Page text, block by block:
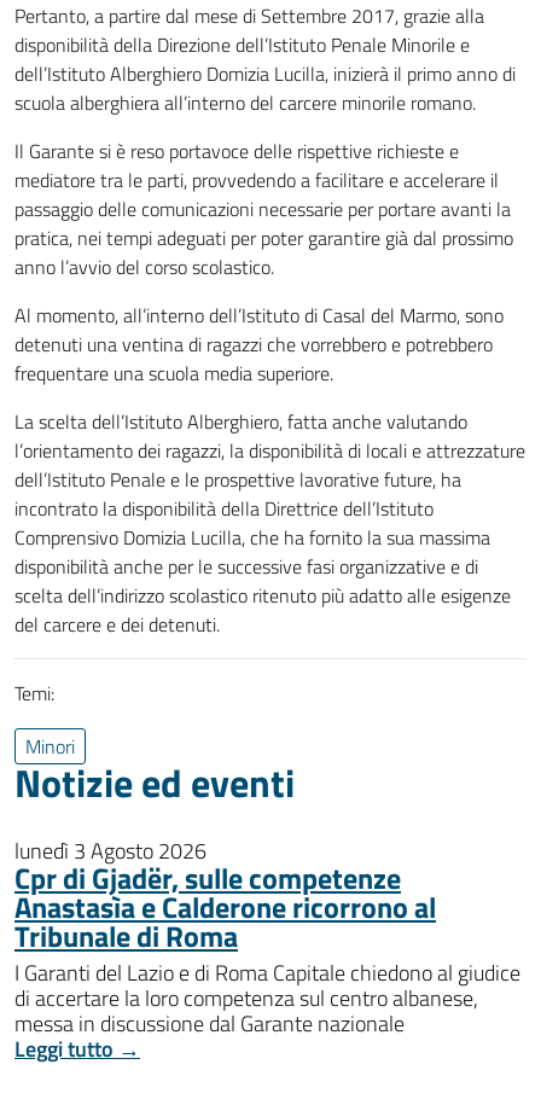
Pertanto, a partire dal mese di Settembre 2017, grazie alla
disponibilità della Direzione dell’Istituto Penale Minorile e
dell’Istituto Alberghiero Domizia Lucilla, inizierà il primo anno di
scuola alberghiera all’interno del carcere minorile romano.
Il Garante si è reso portavoce delle rispettive richieste e
mediatore tra le parti, provvedendo a facilitare e accelerare il
passaggio delle comunicazioni necessarie per portare avanti la
pratica, nei tempi adeguati per poter garantire già dal prossimo
anno l’avvio del corso scolastico.
Al momento, all’interno dell’Istituto di Casal del Marmo, sono
detenuti una ventina di ragazzi che vorrebbero e potrebbero
frequentare una scuola media superiore.
La scelta dell’Istituto Alberghiero, fatta anche valutando
l’orientamento dei ragazzi, la disponibilità di locali e attrezzature
dell’Istituto Penale e le prospettive lavorative future, ha
incontrato la disponibilità della Direttrice dell’Istituto
Comprensivo Domizia Lucilla, che ha fornito la sua massima
disponibilità anche per le successive fasi organizzative e di
scelta dell’indirizzo scolastico ritenuto più adatto alle esigenze
del carcere e dei detenuti.
Temi:
Minori
Notizie ed eventi
lunedì 3 Agosto 2026
Cpr di Gjadër, sulle competenze
Anastasìa e Calderone ricorrono al
Tribunale di Roma
I Garanti del Lazio e di Roma Capitale chiedono al giudice
di accertare la loro competenza sul centro albanese,
messa in discussione dal Garante nazionale
Leggi tutto →